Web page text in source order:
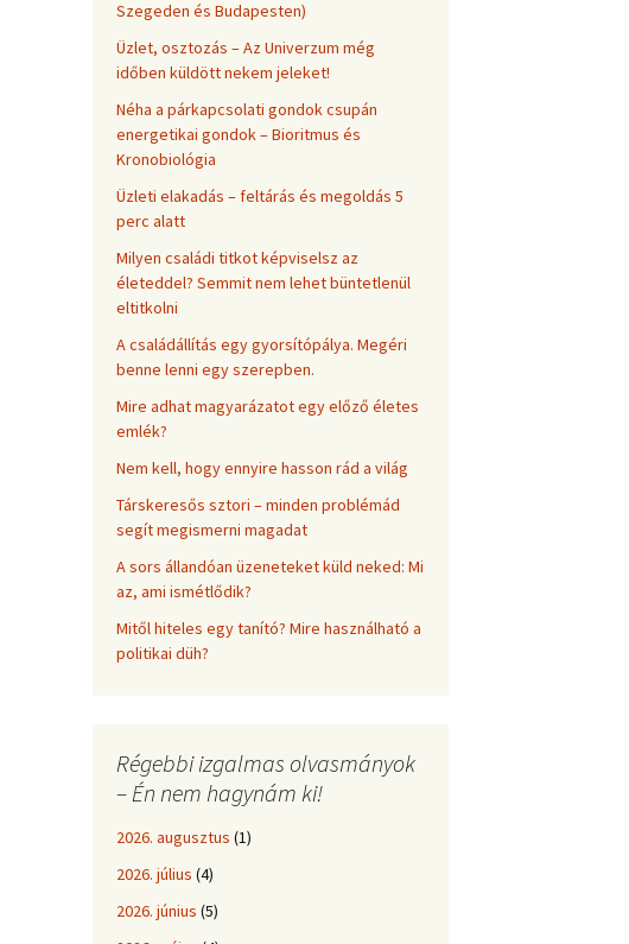
Szegeden és Budapesten)
Üzlet, osztozás – Az Univerzum még
időben küldött nekem jeleket!
Néha a párkapcsolati gondok csupán
energetikai gondok – Bioritmus és
Kronobiológia
Üzleti elakadás – feltárás és megoldás 5
perc alatt
Milyen családi titkot képviselsz az
életeddel? Semmit nem lehet büntetlenül
eltitkolni
A családállítás egy gyorsítópálya. Megéri
benne lenni egy szerepben.
Mire adhat magyarázatot egy előző életes
emlék?
Nem kell, hogy ennyire hasson rád a világ
Társkeresős sztori – minden problémád
segít megismerni magadat
A sors állandóan üzeneteket küld neked: Mi
az, ami ismétlődik?
Mitől hiteles egy tanító? Mire használható a
politikai düh?
Régebbi izgalmas olvasmányok
– Én nem hagynám ki!
2026. augusztus (1)
2026. július (4)
2026. június (5)